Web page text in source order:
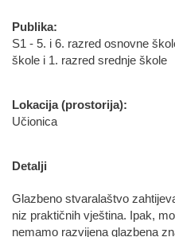
Publika:
S1 - 5. i 6. razred osnovne
škole i 1. razred srednje škole
Lokacija (prostorija):
Učionica
Detalji
Glazbeno stvaralaštvo
niz praktičnih vještina. Ipak,
nemamo razvijena glazbena